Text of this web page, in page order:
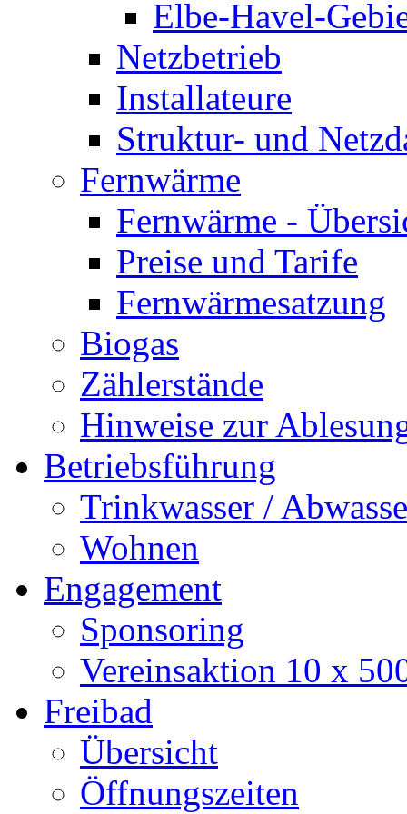
Elbe-Havel-
Netzbetrieb
Installateure
Struktur- und
Fernwärme
Fernwärme -
Preise und Tarife
Fernwärmesatzung
Biogas
Zählerstände
Hinweise zur
Betriebsführung
Trinkwasser /
Wohnen
Engagement
Sponsoring
Vereinsaktion 10 x
Freibad
Übersicht
Öffnungszeiten